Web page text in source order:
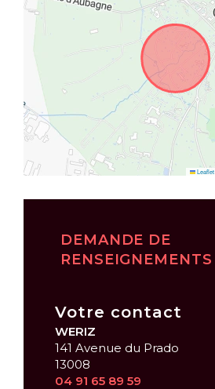
Leaflet
DEMANDE DE
RENSEIGNEMENTS
Votre contact
WERIZ
141 Avenue du Prado
13008
04 91 65 89 59